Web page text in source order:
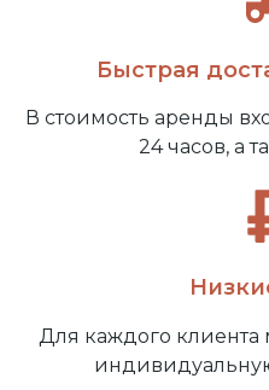
Быстрая
В стоимость аренды
24 часов, а
Для каждого